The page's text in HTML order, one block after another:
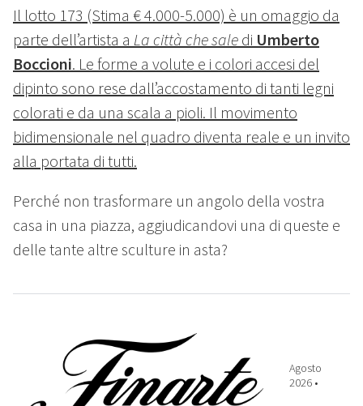
Il lotto 173 (Stima € 4.000-5.000) è un omaggio da
parte dell’artista a La città che sale di Umberto
Boccioni. Le forme a volute e i colori accesi del
dipinto sono rese dall’accostamento di tanti legni
colorati e da una scala a pioli. Il movimento
bidimensionale nel quadro diventa reale e un invito
alla portata di tutti.
Perché non trasformare un angolo della vostra
casa in una piazza, aggiudicandovi una di queste e
delle tante altre sculture in asta?
Agosto
2026 •